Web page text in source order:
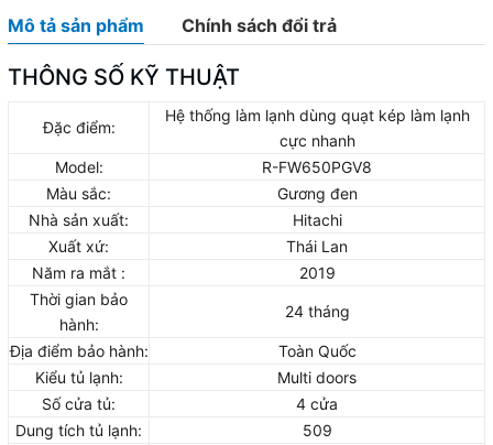
Mô tả sản phẩm Chính sách đổi trả
THÔNG SỐ KỸ THUẬT
Đặc điểm:
Hệ thống làm lạnh dùng quạt kép làm lạnh
cực nhanh
Model:
R-FW650PGV8
Màu sắc:
Gương đen
Nhà sản xuất:
Hitachi
Xuất xứ:
Thái Lan
Năm ra mắt :
2019
Thời gian bảo
hành:
24 tháng
Địa điểm bảo hành:
Toàn Quốc
Kiểu tủ lạnh:
Multi doors
Số cửa tủ:
4 cửa
Dung tích tủ lạnh:
509